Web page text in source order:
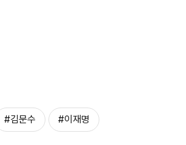
#김문수 #이재명